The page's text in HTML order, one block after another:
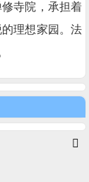
寺院，承担着
理想家园。法